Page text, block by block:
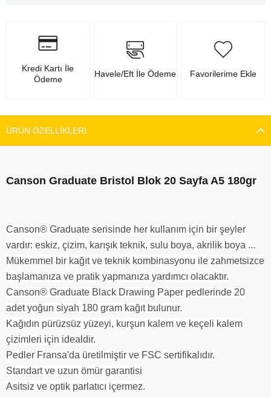
Kredi Kartı İle
Ödeme
Havele/Eft İle Ödeme Favorilerime Ekle
ÜRÜN ÖZELLIKLERI
Canson Graduate Bristol Blok 20 Sayfa A5 180gr
Canson® Graduate serisinde her kullanım için bir şeyler
vardır: eskiz, çizim, karışık teknik, sulu boya, akrilik boya ...
Mükemmel bir kağıt ve teknik kombinasyonu ile zahmetsizce
başlamanıza ve pratik yapmanıza yardımcı olacaktır.
Canson® Graduate Black Drawing Paper pedlerinde 20
adet yoğun siyah 180 gram kağıt bulunur.
Kağıdın pürüzsüz yüzeyi, kurşun kalem ve keçeli kalem
çizimleri için idealdir.
Pedler Fransa'da üretilmiştir ve FSC sertifikalıdır.
Standart ve uzun ömür garantisi
Asitsiz ve optik parlatıcı içermez.